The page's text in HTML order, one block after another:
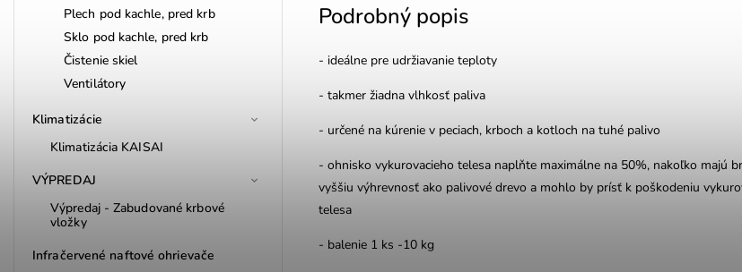
Plech pod kachle, pred krb
Sklo pod kachle, pred krb
Čistenie skiel
Ventilátory
Klimatizácie
Klimatizácia KAISAI
VÝPREDAJ
Výpredaj - Zabudované krbové
vložky
Infračervené naftové ohrievače
Podrobný popis
- ideálne pre udržiavanie teploty
- takmer žiadna vlhkosť paliva
- určené na kúrenie v peciach, krboch a kotloch na tuhé palivo
- ohnisko vykurovacieho telesa naplňte maximálne na 50%, nakoľko majú
vyššiu výhrevnosť ako palivové drevo a mohlo by prísť k poškodeniu
telesa
- balenie 1 ks -10 kg